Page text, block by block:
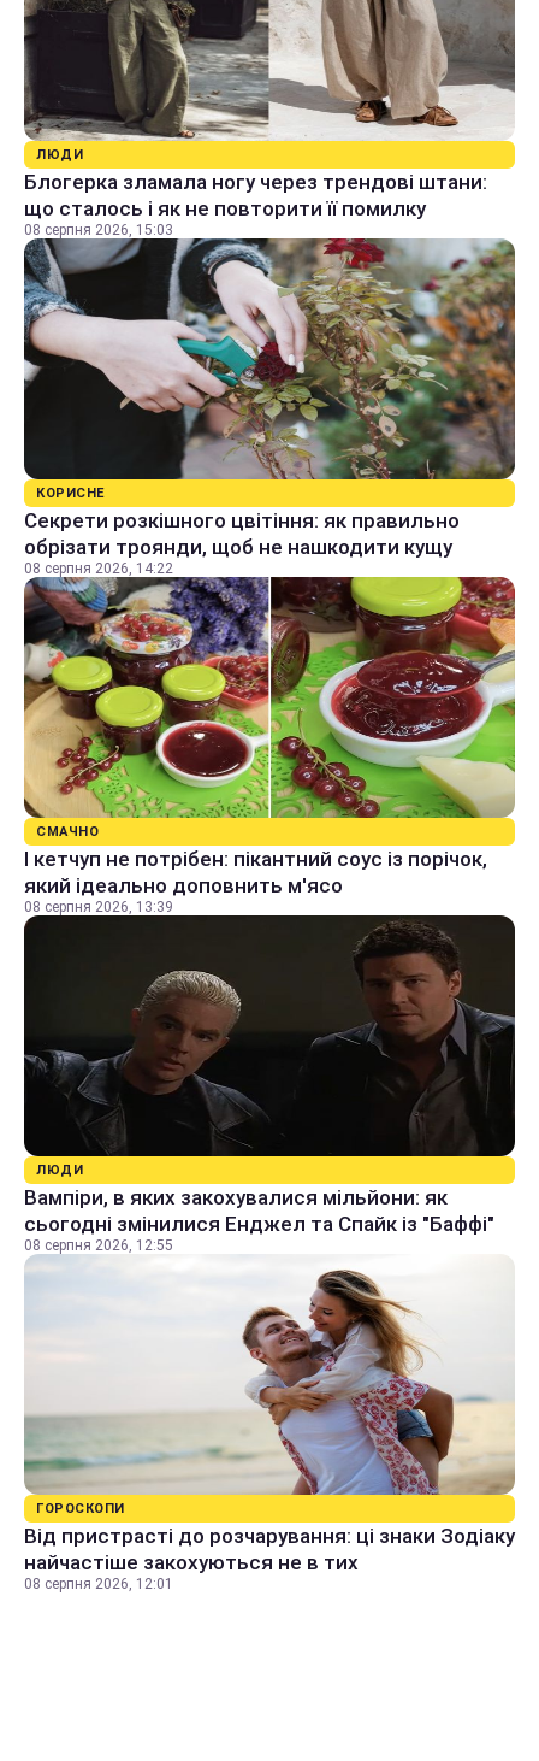
ЛЮДИ
Блогерка зламала ногу через трендові штани:
що сталось і як не повторити її помилку
08 серпня 2026, 15:03
КОРИСНЕ
Секрети розкішного цвітіння: як правильно
обрізати троянди, щоб не нашкодити кущу
08 серпня 2026, 14:22
СМАЧНО
І кетчуп не потрібен: пікантний соус із порічок,
який ідеально доповнить м'ясо
08 серпня 2026, 13:39
ЛЮДИ
Вампіри, в яких закохувалися мільйони: як
сьогодні змінилися Енджел та Спайк із "Баффі"
08 серпня 2026, 12:55
ГОРОСКОПИ
Від пристрасті до розчарування: ці знаки Зодіаку
найчастіше закохуються не в тих
08 серпня 2026, 12:01